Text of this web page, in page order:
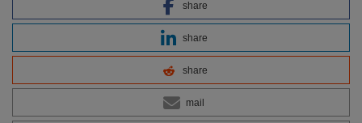
share
share
share
mail